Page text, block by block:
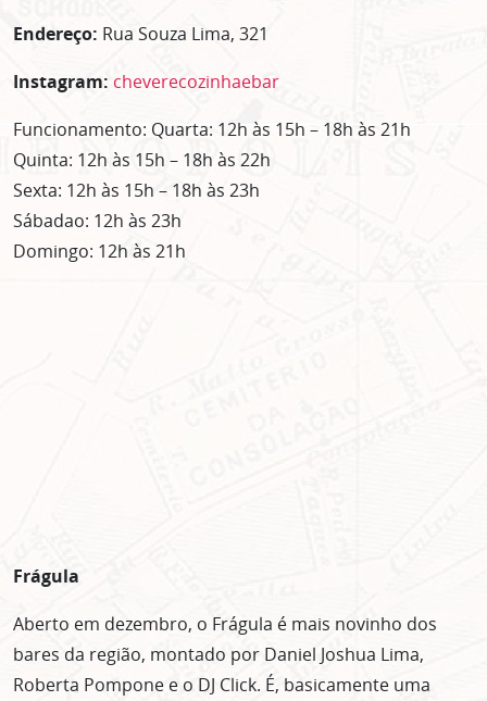
Endereço: Rua Souza Lima, 321
Instagram: cheverecozinhaebar
Funcionamento: Quarta: 12h às 15h – 18h às 21h
Quinta: 12h às 15h – 18h às 22h
Sexta: 12h às 15h – 18h às 23h
Sábadao: 12h às 23h
Domingo: 12h às 21h
Frágula
Aberto em dezembro, o Frágula é mais novinho dos
bares da região, montado por Daniel Joshua Lima,
Roberta Pompone e o DJ Click. É, basicamente uma